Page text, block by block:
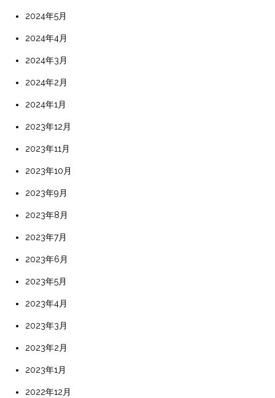
2024年5月
2024年4月
2024年3月
2024年2月
2024年1月
2023年12月
2023年11月
2023年10月
2023年9月
2023年8月
2023年7月
2023年6月
2023年5月
2023年4月
2023年3月
2023年2月
2023年1月
2022年12月